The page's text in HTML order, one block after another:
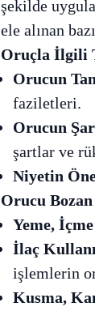
şekilde
ele alınan
Oruçla İlgili
Orucun
faziletleri.
Orucun
şartlar ve
Niyetin
Orucu
Yeme,
İlaç
işlemlerin
Kusma,